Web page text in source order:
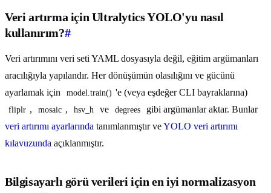
Veri artırma için Ultralytics YOLO'yu nasıl
kullanırım?#
Veri artırımını veri seti YAML dosyasıyla değil, eğitim argümanları
aracılığıyla yapılandır. Her dönüşümün olasılığını ve gücünü
ayarlamak için
model.train() 'e (veya eşdeğer CLI bayraklarına)
fliplr , mosaic , hsv_h ve degrees
gibi argümanlar aktar. Bunlar
veri artırımı ayarlarında tanımlanmıştır veYOLO veri artırımı
kılavuzunda açıklanmıştır.
Bilgisayarlı görü verileri için en iyi normalizasyon